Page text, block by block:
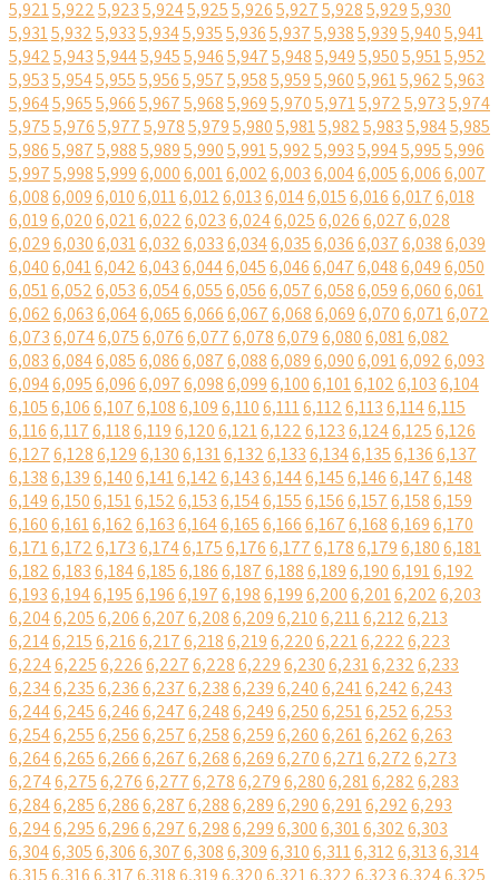
5,9215,9225,9235,9245,9255,9265,9275,9285,9295,930
5,9315,9325,9335,9345,9355,9365,9375,9385,9395,9405,941
5,9425,9435,9445,9455,9465,9475,9485,9495,9505,9515,952
5,9535,9545,9555,9565,9575,9585,9595,9605,9615,9625,963
5,9645,9655,9665,9675,9685,9695,9705,9715,9725,9735,974
5,9755,9765,9775,9785,9795,9805,9815,9825,9835,9845,985
5,9865,9875,9885,9895,9905,9915,9925,9935,9945,9955,996
5,9975,9985,9996,0006,0016,0026,0036,0046,0056,0066,007
6,0086,0096,0106,0116,0126,0136,0146,0156,0166,0176,018
6,0196,0206,0216,0226,0236,0246,0256,0266,0276,028
6,0296,0306,0316,0326,0336,0346,0356,0366,0376,0386,039
6,0406,0416,0426,0436,0446,0456,0466,0476,0486,0496,050
6,0516,0526,0536,0546,0556,0566,0576,0586,0596,0606,061
6,0626,0636,0646,0656,0666,0676,0686,0696,0706,0716,072
6,0736,0746,0756,0766,0776,0786,0796,0806,0816,082
6,0836,0846,0856,0866,0876,0886,0896,0906,0916,0926,093
6,0946,0956,0966,0976,0986,0996,1006,1016,1026,1036,104
6,1056,1066,1076,1086,1096,1106,1116,1126,1136,1146,115
6,1166,1176,1186,1196,1206,1216,1226,1236,1246,1256,126
6,1276,1286,1296,1306,1316,1326,1336,1346,1356,1366,137
6,1386,1396,1406,1416,1426,1436,1446,1456,1466,1476,148
6,1496,1506,1516,1526,1536,1546,1556,1566,1576,1586,159
6,1606,1616,1626,1636,1646,1656,1666,1676,1686,1696,170
6,1716,1726,1736,1746,1756,1766,1776,1786,1796,1806,181
6,1826,1836,1846,1856,1866,1876,1886,1896,1906,1916,192
6,1936,1946,1956,1966,1976,1986,1996,2006,2016,2026,203
6,2046,2056,2066,2076,2086,2096,2106,2116,2126,213
6,2146,2156,2166,2176,2186,2196,2206,2216,2226,223
6,2246,2256,2266,2276,2286,2296,2306,2316,2326,233
6,2346,2356,2366,2376,2386,2396,2406,2416,2426,243
6,2446,2456,2466,2476,2486,2496,2506,2516,2526,253
6,2546,2556,2566,2576,2586,2596,2606,2616,2626,263
6,2646,2656,2666,2676,2686,2696,2706,2716,2726,273
6,2746,2756,2766,2776,2786,2796,2806,2816,2826,283
6,2846,2856,2866,2876,2886,2896,2906,2916,2926,293
6,2946,2956,2966,2976,2986,2996,3006,3016,3026,303
6,3046,3056,3066,3076,3086,3096,3106,3116,3126,3136,314